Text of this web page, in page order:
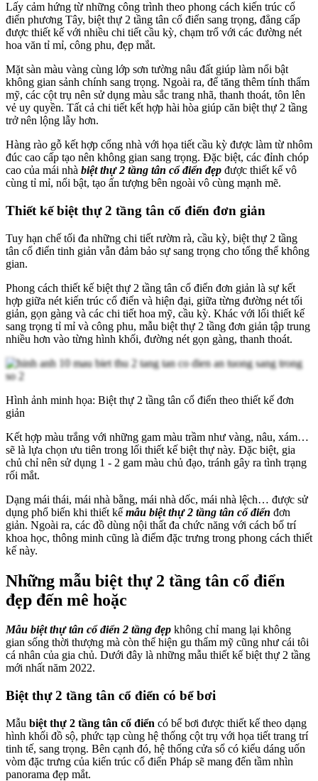
Lấy cảm hứng từ những công trình theo phong cách kiến trúc cổ
điển phương Tây, biệt thự 2 tầng tân cổ điển sang trọng, đẳng cấp
được thiết kế với nhiều chi tiết cầu kỳ, chạm trổ với các đường nét
hoa văn tỉ mỉ, công phu, đẹp mắt.
Mặt sàn màu vàng cùng lớp sơn tường nâu đất giúp làm nổi bật
không gian sảnh chính sang trọng. Ngoài ra, để tăng thêm tính thẩm
mỹ, các cột trụ nên sử dụng màu sắc trang nhã, thanh thoát, tôn lên
vẻ uy quyền. Tất cả chi tiết kết hợp hài hòa giúp căn biệt thự 2 tầng
trở nên lộng lẫy hơn.
Hàng rào gỗ kết hợp cổng nhà với họa tiết cầu kỳ được làm từ nhôm
đúc cao cấp tạo nên không gian sang trọng. Đặc biệt, các đỉnh chóp
cao của mái nhà biệt thự 2 tầng tân cổ điển đẹp được thiết kế vô
cùng tỉ mỉ, nổi bật, tạo ấn tượng bên ngoài vô cùng mạnh mẽ.
Thiết kế biệt thự 2 tầng tân cổ điển đơn giản
Tuy hạn chế tối đa những chi tiết rườm rà, cầu kỳ, biệt thự 2 tầng
tân cổ điển tinh giản vẫn đảm bảo sự sang trọng cho tổng thể không
gian.
Phong cách thiết kế biệt thự 2 tầng tân cổ điển đơn giản là sự kết
hợp giữa nét kiến trúc cổ điển và hiện đại, giữa từng đường nét tối
giản, gọn gàng và các chi tiết hoa mỹ, cầu kỳ. Khác với lối thiết kế
sang trọng tỉ mỉ và công phu, mẫu biệt thự 2 tầng đơn giản tập trung
nhiều hơn vào từng hình khối, đường nét gọn gàng, thanh thoát.
Hình ảnh minh họa: Biệt thự 2 tầng tân cổ điển theo thiết kế đơn
giản
Kết hợp màu trắng với những gam màu trầm như vàng, nâu, xám…
sẽ là lựa chọn ưu tiên trong lối thiết kế biệt thự này. Đặc biệt, gia
chủ chỉ nên sử dụng 1 - 2 gam màu chủ đạo, tránh gây ra tình trạng
rối mắt.
Dạng mái thái, mái nhà bằng, mái nhà dốc, mái nhà lệch… được sử
dụng phổ biến khi thiết kế mẫu biệt thự 2 tầng tân cổ điển đơn
giản. Ngoài ra, các đồ dùng nội thất đa chức năng với cách bố trí
khoa học, thông minh cũng là điểm đặc trưng trong phong cách thiết
kế này.
Những mẫu biệt thự 2 tầng tân cổ điển
đẹp đến mê hoặc
Mẫu biệt thự tân cổ điển 2 tầng đẹp không chỉ mang lại không
gian sống thời thượng mà còn thể hiện gu thẩm mỹ cũng như cái tôi
cá nhân của gia chủ. Dưới đây là những mẫu thiết kế biệt thự 2 tầng
mới nhất năm 2022.
Biệt thự 2 tầng tân cổ điển có bể bơi
Mẫu biệt thự 2 tầng tân cổ điển có bể bơi được thiết kế theo dạng
hình khối đồ sộ, phức tạp cùng hệ thống cột trụ với họa tiết trang trí
tinh tế, sang trọng. Bên cạnh đó, hệ thống cửa sổ có kiểu dáng uốn
vòm đặc trưng của kiến trúc cổ điển Pháp sẽ mang đến tầm nhìn
panorama đẹp mắt.